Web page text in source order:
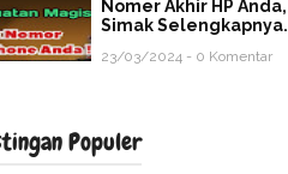
Nomer Akhir HP Anda,
Simak Selengkapnya.
23/03/2024 - 0 Komentar
Populer